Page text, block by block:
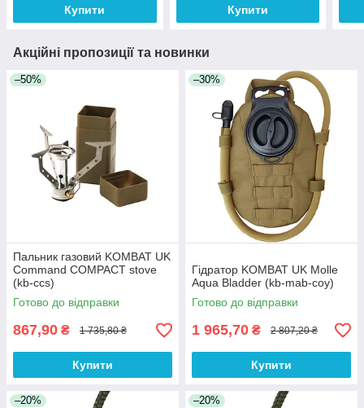
Купити Купити
Акційні пропозиції та новинки
–50%
Пальник газовий KOMBAT UK
Command COMPACT stove
(kb-ccs)
Готово до відправки
867,90 ₴ 1 735,80 ₴
Купити
–30%
Гідратор KOMBAT UK Molle
Aqua Bladder (kb-mab-coy)
Готово до відправки
1 965,70 ₴ 2 807,20 ₴
Купити
–20% –20%